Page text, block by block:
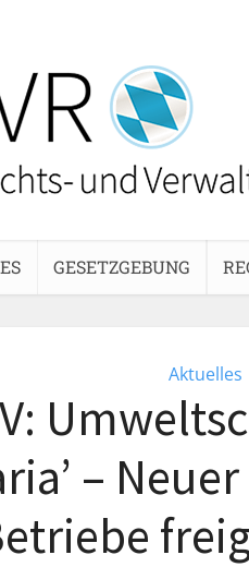
GESETZGEBUNG
Aktuelles
–